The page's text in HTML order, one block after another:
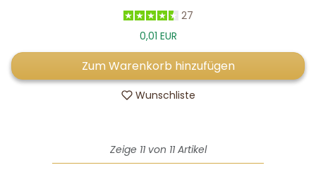
27
0,01 EUR
Zum Warenkorb hinzufügen
Wunschliste
Zeige 11 von 11 Artikel